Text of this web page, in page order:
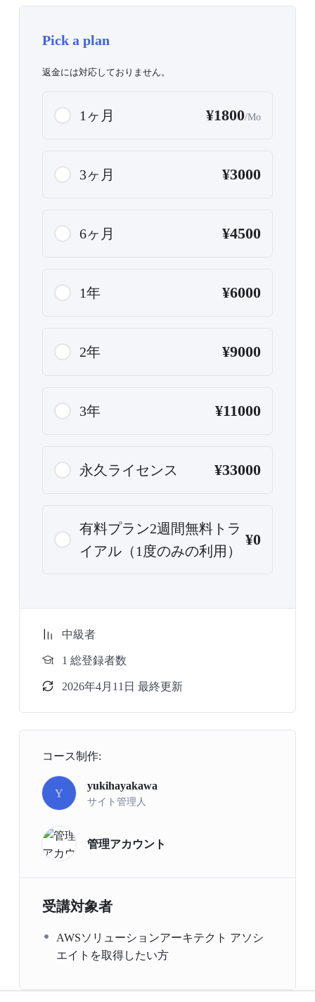
Pick a plan
返金には対応しておりません。
1ヶ月 ¥1800/Mo
3ヶ月 ¥3000
6ヶ月 ¥4500
1年 ¥6000
2年 ¥9000
3年 ¥11000
永久ライセンス ¥33000
有料プラン2週間無料トラ
イアル（1度のみの利用）
¥0
中級者
1 総登録者数
2026年4月11日 最終更新
コース制作:
Y
yukihayakawa
サイト管理人
管理アカウント
受講対象者
AWSソリューションアーキテクト アソシ
エイトを取得したい方